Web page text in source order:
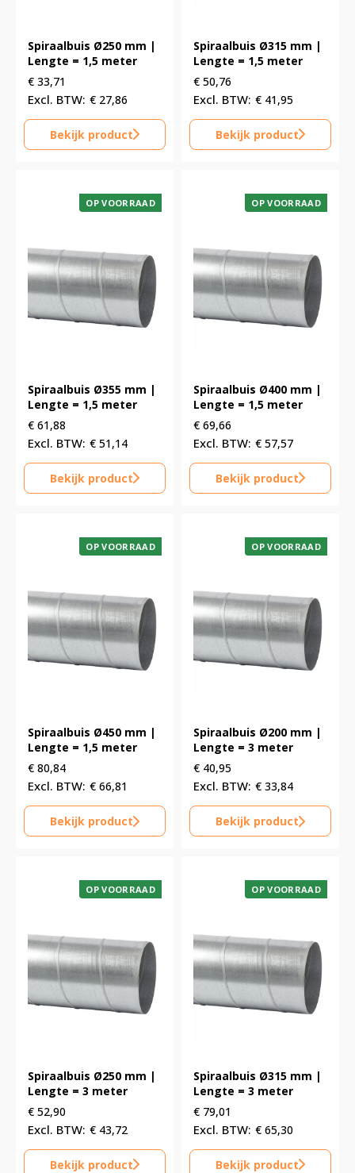
Spiraalbuis Ø250 mm |
Lengte = 1,5 meter
€ 33,71
€ 27,86
Bekijk product
Spiraalbuis Ø315 mm |
Lengte = 1,5 meter
€ 50,76
€ 41,95
Bekijk product
OP VOORRAAD
Spiraalbuis Ø355 mm |
Lengte = 1,5 meter
€ 61,88
€ 51,14
Bekijk product
OP VOORRAAD
Spiraalbuis Ø400 mm |
Lengte = 1,5 meter
€ 69,66
€ 57,57
Bekijk product
OP VOORRAAD
Spiraalbuis Ø450 mm |
Lengte = 1,5 meter
€ 80,84
€ 66,81
Bekijk product
OP VOORRAAD
Spiraalbuis Ø200 mm |
Lengte = 3 meter
€ 40,95
€ 33,84
Bekijk product
OP VOORRAAD
Spiraalbuis Ø250 mm |
Lengte = 3 meter
€ 52,90
€ 43,72
Bekijk product
OP VOORRAAD
Spiraalbuis Ø315 mm |
Lengte = 3 meter
€ 79,01
€ 65,30
Bekijk product